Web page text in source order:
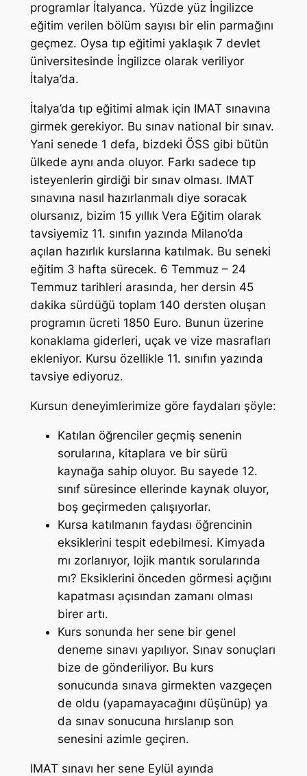
programlar İtalyanca. Yüzde yüz İngilizce
eğitim verilen bölüm sayısı bir elin parmağını
geçmez. Oysa tıp eğitimi yaklaşık 7 devlet
üniversitesinde İngilizce olarak veriliyor
İtalya’da.
İtalya’da tıp eğitimi almak için IMAT sınavına
girmek gerekiyor. Bu sınav national bir sınav.
Yani senede 1 defa, bizdeki ÖSS gibi bütün
ülkede aynı anda oluyor. Farkı sadece tıp
isteyenlerin girdiği bir sınav olması. IMAT
sınavına nasıl hazırlanmalı diye soracak
olursanız, bizim 15 yıllık Vera Eğitim olarak
tavsiyemiz 11. sınıfın yazında Milano’da
açılan hazırlık kurslarına katılmak. Bu seneki
eğitim 3 hafta sürecek. 6 Temmuz – 24
Temmuz tarihleri arasında, her dersin 45
dakika sürdüğü toplam 140 dersten oluşan
programın ücreti 1850 Euro. Bunun üzerine
konaklama giderleri, uçak ve vize masrafları
ekleniyor. Kursu özellikle 11. sınıfın yazında
tavsiye ediyoruz.
Kursun deneyimlerimize göre faydaları şöyle:
Katılan öğrenciler geçmiş senenin
sorularına, kitaplara ve bir sürü
kaynağa sahip oluyor. Bu sayede 12.
sınıf süresince ellerinde kaynak oluyor,
boş geçirmeden çalışıyorlar.
Kursa katılmanın faydası öğrencinin
eksiklerini tespit edebilmesi. Kimyada
mı zorlanıyor, lojik mantık sorularında
mı? Eksiklerini önceden görmesi açığını
kapatması açısından zamanı olması
birer artı.
Kurs sonunda her sene bir genel
deneme sınavı yapılıyor. Sınav sonuçları
bize de gönderiliyor. Bu kurs
sonucunda sınava girmekten vazgeçen
de oldu (yapamayacağını düşünüp) ya
da sınav sonucuna hırslanıp son
senesini azimle geçiren.
IMAT sınavı her sene Eylül ayında